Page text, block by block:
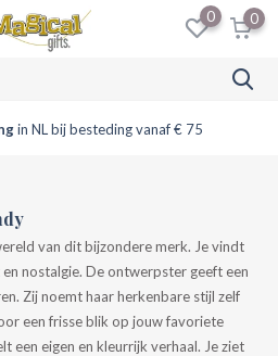
0 0
in NL bij besteding vanaf € 75
van dit bijzondere merk. Je vindt
nostalgie. De ontwerpster geeft een
Zij noemt haar herkenbare stijl zelf
een frisse blik op jouw favoriete
een eigen en kleurrijk verhaal. Je ziet